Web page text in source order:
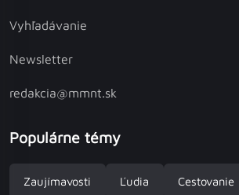
Vyhľadávanie
Newsletter
redakcia@mmnt.sk
Populárne témy
Zaujímavosti Ľudia Cestovanie